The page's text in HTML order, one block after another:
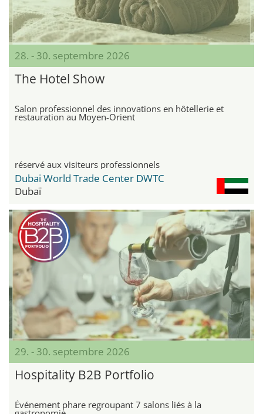
28. - 30. septembre 2026
The Hotel Show
Salon professionnel des innovations en hôtellerie et
restauration au Moyen-Orient
réservé aux visiteurs professionnels
Dubai World Trade Center DWTC
Dubaï
29. - 30. septembre 2026
Hospitality B2B Portfolio
Événement phare regroupant 7 salons liés à la